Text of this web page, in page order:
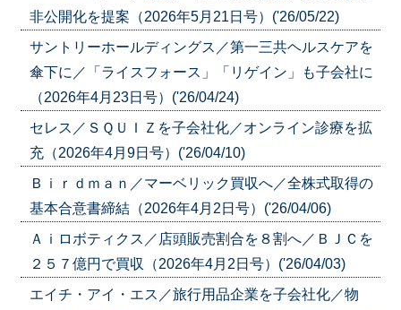
非公開化を提案（2026年5月21日号）('26/05/22)
サントリーホールディングス／第一三共ヘルスケアを
傘下に／「ライスフォース」「リゲイン」も子会社に
（2026年4月23日号）('26/04/24)
セレス／ＳＱＵＩＺを子会社化／オンライン診療を拡
充（2026年4月9日号）('26/04/10)
Ｂｉｒｄｍａｎ／マーベリック買収へ／全株式取得の
基本合意書締結（2026年4月2日号）('26/04/06)
Ａｉロボティクス／店頭販売割合を８割へ／ＢＪＣを
２５７億円で買収（2026年4月2日号）('26/04/03)
エイチ・アイ・エス／旅行用品企業を子会社化／物